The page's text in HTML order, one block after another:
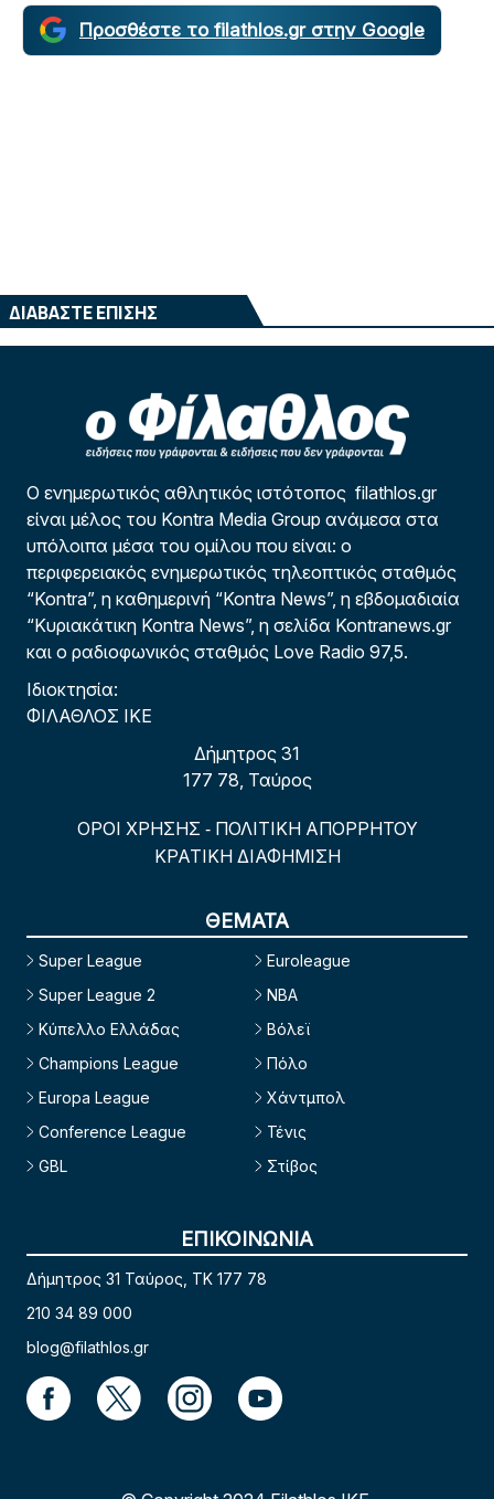
Προσθέστε το filathlos.gr στην Google
ΔΙΑΒΑΣΤΕ ΕΠΙΣΗΣ
Ο ενημερωτικός αθλητικός ιστότοπος filathlos.gr
είναι μέλος του Kontra Media Group ανάμεσα στα
υπόλοιπα μέσα του ομίλου που είναι: ο
περιφερειακός ενημερωτικός τηλεοπτικός σταθμός
“Kontra”, η καθημερινή “Kontra News”, η εβδομαδιαία
“Κυριακάτικη Kontra News”, η σελίδα Kontranews.gr
και ο ραδιοφωνικός σταθμός Love Radio 97,5.
Ιδιοκτησία:
ΦΙΛΑΘΛΟΣ ΙΚΕ
Δήμητρος 31
177 78, Ταύρος
ΟΡΟΙ ΧΡΗΣΗΣ - ΠΟΛΙΤΙΚΗ ΑΠΟΡΡΗΤΟΥ
ΚΡΑΤΙΚΗ ΔΙΑΦΗΜΙΣΗ
ΘΕΜΑΤΑ
Super League
Super League 2
Κύπελλο Ελλάδας
Champions League
Europa League
Conference League
GBL
Euroleague
NBA
Βόλεϊ
Πόλο
Χάντμπολ
Τένις
Στίβος
ΕΠΙΚΟΙΝΩΝΙΑ
Δήμητρος 31 Ταύρος, TK 177 78
210 34 89 000
blog@filathlos.gr